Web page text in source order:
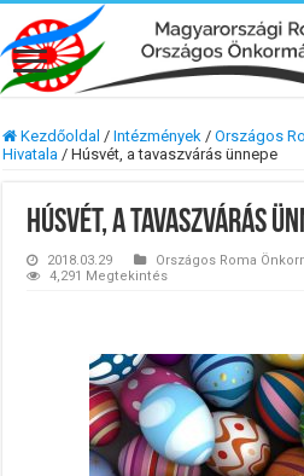
Kezdőoldal / Intézmények / Országos
Hivatala / Húsvét, a tavaszvárás ünnepe
Húsvét, a tavaszvárás
2018.03.29
Országos Roma
4,291 Megtekintés